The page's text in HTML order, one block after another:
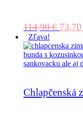
114,90€ 73,70
Zľava!
Chlapčenská